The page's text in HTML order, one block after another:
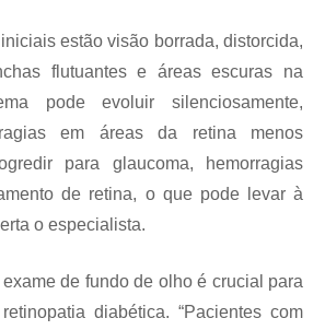
estão visão borrada, distorcida,
flutuantes e áreas escuras na
pode evoluir silenciosamente,
em áreas da retina menos
para glaucoma, hemorragias
de retina, o que pode levar à
o especialista.
de fundo de olho é crucial para
diabética. “Pacientes com